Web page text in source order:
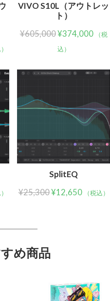
VIVO S10L（アウトレッ
ト）
¥605,000¥374,000
（税
込）
SplitEQ
¥25,300¥12,650 （税込）
め商品